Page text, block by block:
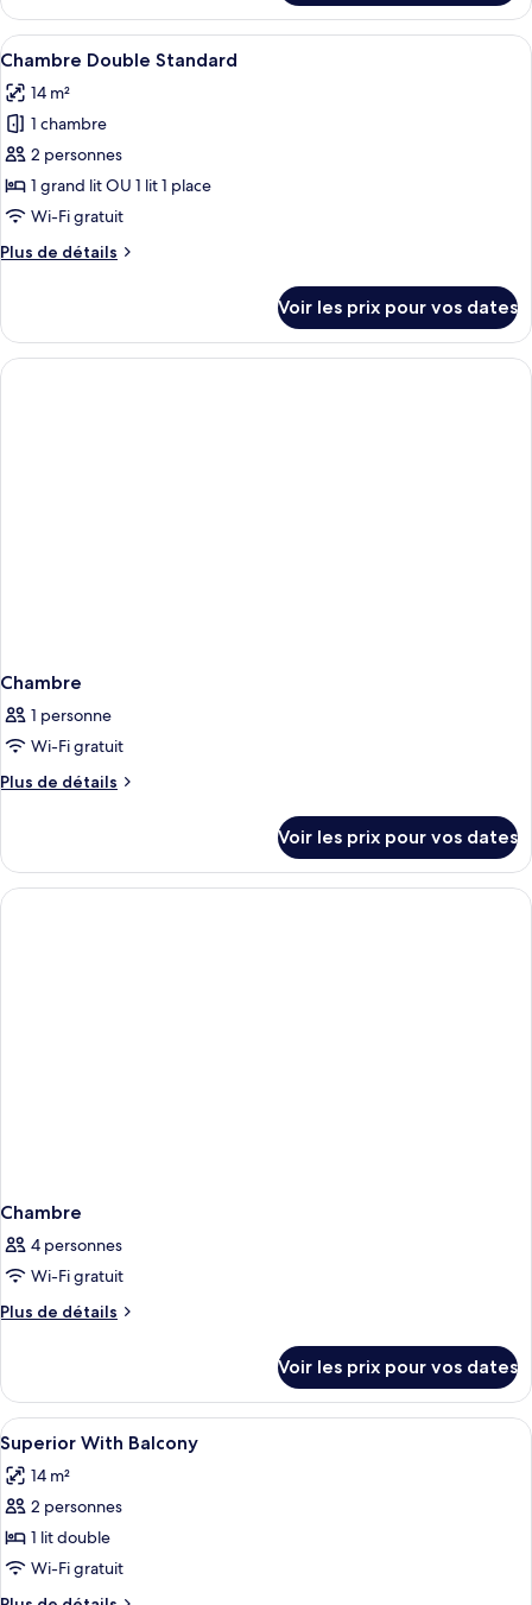
le
type
de
Chambre
Double
Afficher
toutes
les
photos
pour
ce
type
chambre :
Standard
Une chambre d’hôtel équipée d’un
6
Chambre Double Standard
14 m²
1 chambre
2 personnes
1 grand lit OU 1 lit 1 place
Wi-Fi gratuit
Plus de détails
Plus
le
type
de
Voir les prix pour vos dates
Chambre
1 personne
Wi-Fi gratuit
Plus de détails
Plus
le
type
de
Voir les prix pour vos dates
Chambre
4 personnes
Wi-Fi gratuit
Plus de détails
Plus
le
type
de
chambre
Chambre
Voir les prix pour vos dates
Afficher
toutes
les
photos
pour
ce
type
Couette en duvet d'oie, coffres-forts
8
Superior With Balcony
14 m²
2 personnes
1 lit double
Wi-Fi gratuit